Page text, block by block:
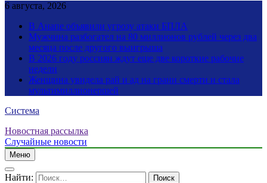
6 августа, 2026
В Анапе объявили угрозу атаки БПЛА
Мужчина разбогател на 80 миллионов рублей через два
месяца после другого выигрыша
В 2026 году россиян ждут еще две короткие рабочие
недели
Женщина увидела рай и ад на грани смерти и стала
мультимиллионершей
Система
Новостная рассылка
Случайные новости
Меню
Найти: